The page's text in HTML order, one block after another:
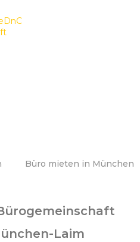
Büro mieten in München
Laim